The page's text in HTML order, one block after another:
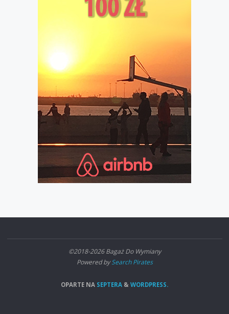
©2018-2026 Bagaż Do Wymiany
Powered bySearch Pirates
OPARTE NA SEPTERA & WORDPRESS.